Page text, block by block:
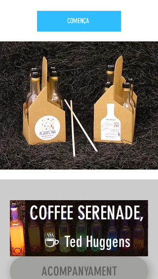
COMENÇA
COFFEE SERENADE,
☕️Ted Huggens
ACOMPANYAMENT